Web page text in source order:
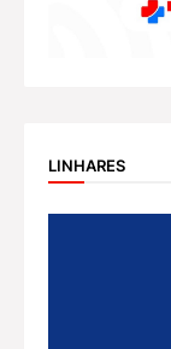
LINHARES